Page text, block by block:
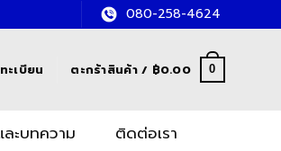
080-258-4624
ะเบียน ตะกร้าสินค้า / ฿0.00 0
ละบทความ ติดต่อเรา